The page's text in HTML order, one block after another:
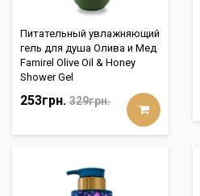
Питательный увлажняющий
гель для душа Олива и Мед
Famirel Olive Oil & Honey
Shower Gel
253грн. 329грн.